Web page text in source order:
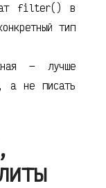
filter() в
тип
— лучше
а не писать